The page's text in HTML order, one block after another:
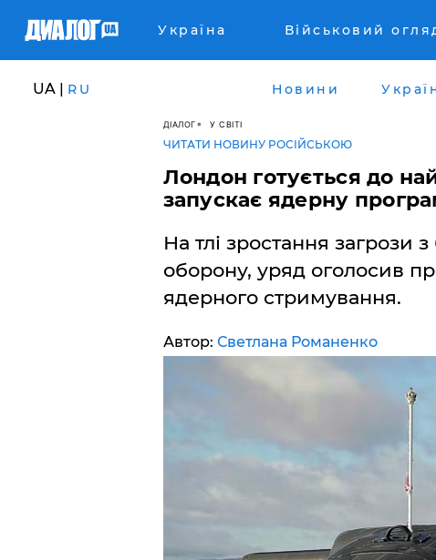
Україна Військовий
UA | RU Новини
ДІАЛОГ У СВІТІ
ЧИТАТИ НОВИНУ РОСІЙСЬКОЮ
Лондон готується до
запускає ядерну
На тлі зростання
оборону, уряд оголосив
ядерного стримування.
Автор: Светлана Романенко